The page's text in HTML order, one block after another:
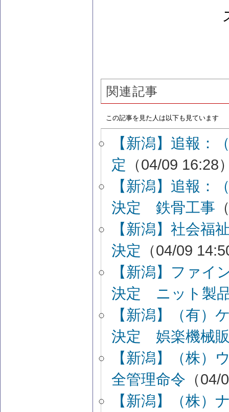
関連記事
この記事を見た人は以下も見ています
【新潟】追報：
定 （04/09 16:28
【新潟】追報：
決定 鉄骨工事
【新潟】社会福
決定 （04/09
【新潟】ファイ
決定 ニット製
【新潟】（有）
決定 娯楽機械
【新潟】（株）
全管理命令 （
【新潟】（株）